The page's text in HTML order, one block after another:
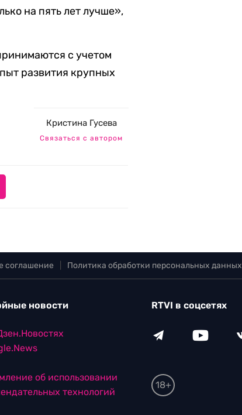
на пять лет лучше»,
с учетом
развития крупных
Кристина Гусева
Связаться с автором
соглашение Политика обработки персональных данных
новости
об использовании
технологий
RTVI в соцсетях
18+